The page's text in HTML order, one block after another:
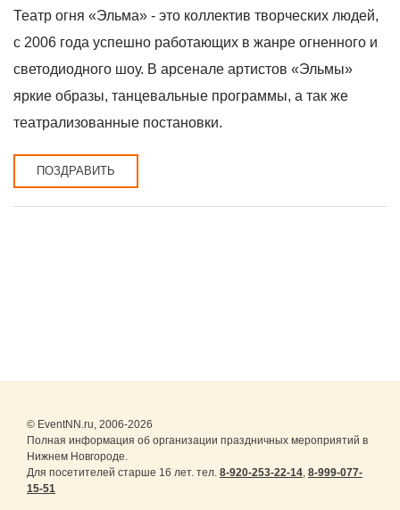
Театр огня «Эльма» - это коллектив творческих людей,
с 2006 года успешно работающих в жанре огненного и
светодиодного шоу. В арсенале артистов «Эльмы»
яркие образы, танцевальные программы, а так же
театрализованные постановки.
ПОЗДРАВИТЬ
© EventNN.ru, 2006-2026
Полная информация об организации праздничных мероприятий в
Нижнем Новгороде.
Для посетителей старше 16 лет. тел. 8-920-253-22-14, 8-999-077-
15-51